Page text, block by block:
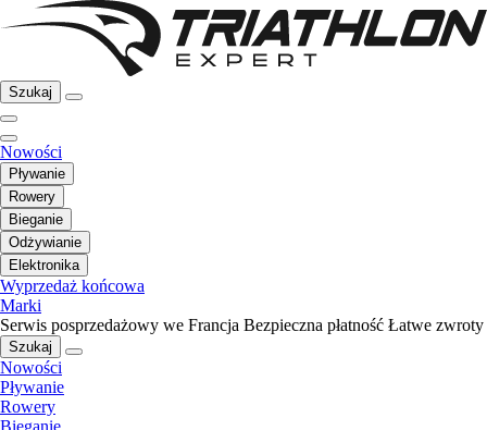
Szukaj
Nowości
Pływanie
Rowery
Bieganie
Odżywianie
Elektronika
Wyprzedaż końcowa
Marki
Serwis posprzedażowy we Francja Bezpieczna płatność Łatwe zwroty
Szukaj
Nowości
Pływanie
Rowery
Bieganie